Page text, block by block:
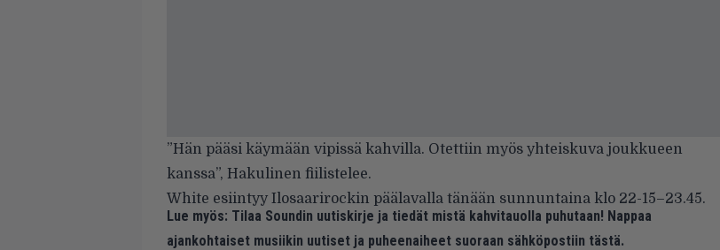
”Hän pääsi käymään vipissä kahvilla. Otettiin myös yhteiskuva joukkueen
kanssa”, Hakulinen fiilistelee.
White esiintyy Ilosaarirockin päälavalla tänään sunnuntaina klo 22-15–23.45.
Lue myös: Tilaa Soundin uutiskirje ja tiedät mistä kahvitauolla puhutaan! Nappaa
ajankohtaiset musiikin uutiset ja puheenaiheet suoraan sähköpostiin tästä.